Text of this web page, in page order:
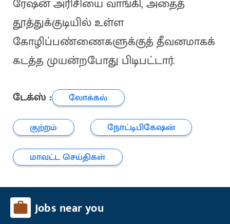
ரேஷன் அரிசியை வாங்கி, அதைத்
தூத்துக்குடியில் உள்ள
கோழிப்பண்ணைகளுக்குத் தீவனமாகக்
கடத்த முயன்றபோது பிடிபட்டார்.
டேக்ஸ் :
லோக்கல்
குற்றம்
நோட்டிபிகேஷன்
மாவட்ட செய்திகள்
Jobs near you